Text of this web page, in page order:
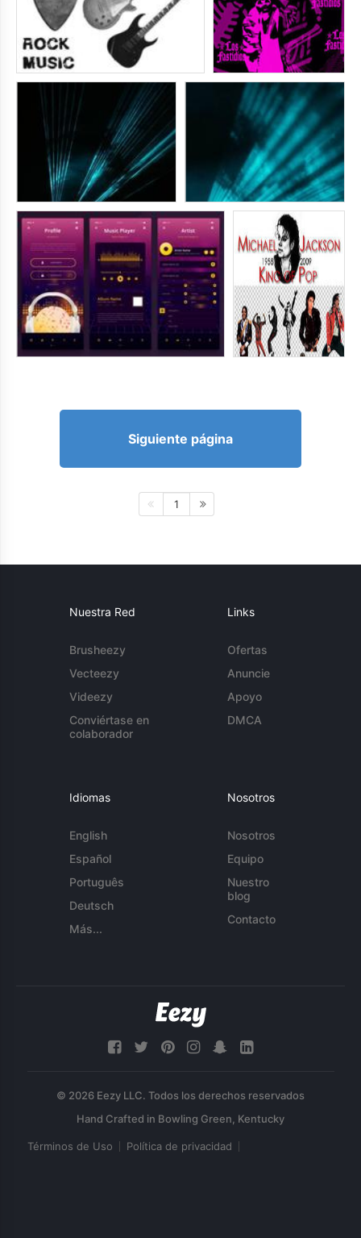
Siguiente página
1
Nuestra Red
Brusheezy
Vecteezy
Videezy
Conviértase en
colaborador
Links
Ofertas
Anuncie
Apoyo
DMCA
Idiomas
English
Español
Português
Deutsch
Más...
Nosotros
Nosotros
Equipo
Nuestro
blog
Contacto
© 2026 Eezy LLC. Todos los derechos reservados
Términos de Uso Política de privacidad